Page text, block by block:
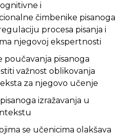
i
čimbenike pisanoga
procesa pisanja i
njegovoj ekspertnosti
pisanoga
važnost oblikovanja
za njegovo učenje
izražavanja u
se učenicima olakšava